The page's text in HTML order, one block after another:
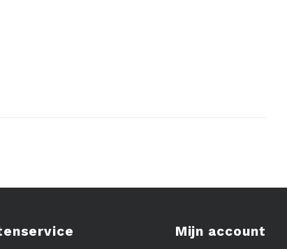
Mijn account